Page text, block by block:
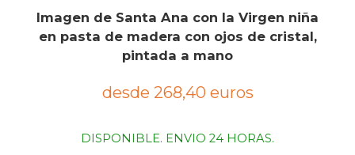
Imagen de Santa Ana con la Virgen niña
en pasta de madera con ojos de cristal,
pintada a mano
desde 268,40 euros
DISPONIBLE. ENVIO 24 HORAS.